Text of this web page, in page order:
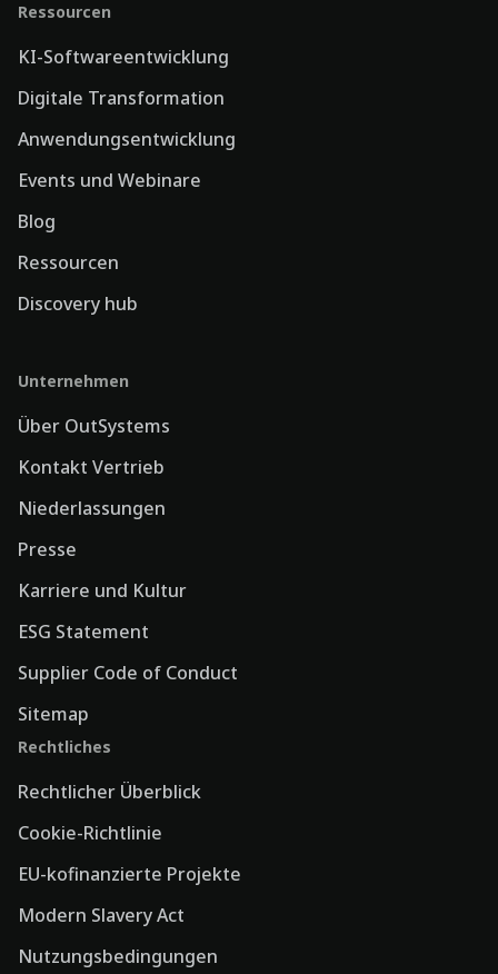
Ressourcen
KI-Softwareentwicklung
Digitale Transformation
Anwendungsentwicklung
Events und Webinare
Blog
Ressourcen
Discovery hub
Unternehmen
Über OutSystems
Kontakt Vertrieb
Niederlassungen
Presse
Karriere und Kultur
ESG Statement
Supplier Code of Conduct
Sitemap
Rechtliches
Rechtlicher Überblick
Cookie-Richtlinie
EU-kofinanzierte Projekte
Modern Slavery Act
Nutzungsbedingungen